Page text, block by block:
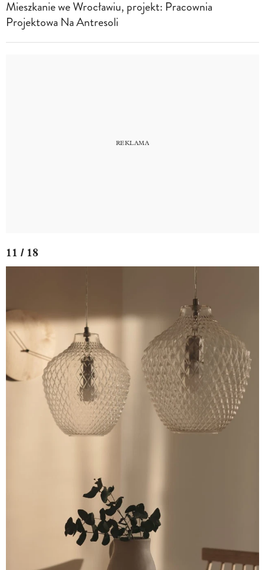
Mieszkanie we Wrocławiu, projekt: Pracownia
Projektowa Na Antresoli
11 / 18